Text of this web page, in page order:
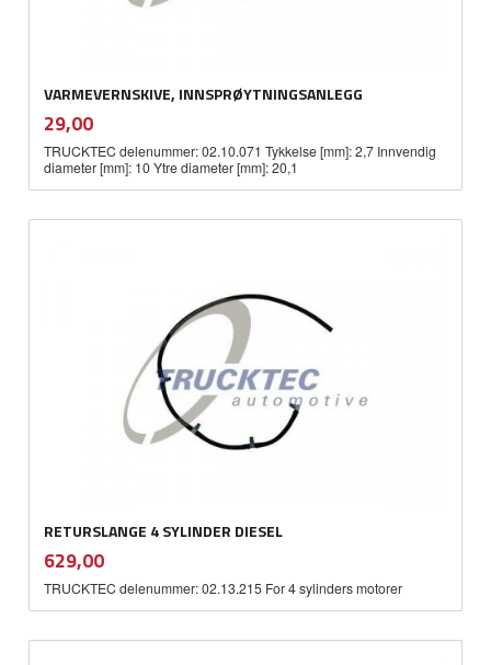
VARMEVERNSKIVE, INNSPRØYTNINGSANLEGG
Pris
29,00mva.
TRUCKTEC delenummer: 02.10.071 Tykkelse [mm]: 2,7 Innvendig
diameter [mm]: 10 Ytre diameter [mm]: 20,1
RETURSLANGE 4 SYLINDER DIESEL
Pris
629,00mva.
TRUCKTEC delenummer: 02.13.215 For 4 sylinders motorer